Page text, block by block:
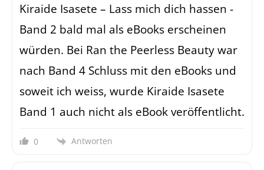
Kiraide Isasete – Lass mich dich hassen -
Band 2 bald mal als eBooks erscheinen
würden. Bei Ran the Peerless Beauty war
nach Band 4 Schluss mit den eBooks und
soweit ich weiss, wurde Kiraide Isasete
Band 1 auch nicht als eBook veröffentlicht.
0 Antworten